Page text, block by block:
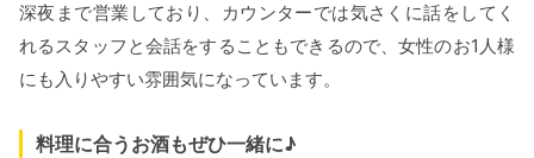
深夜まで営業しており、カウンターでは気さくに話をしてく
れるスタッフと会話をすることもできるので、女性のお1人様
にも入りやすい雰囲気になっています。
料理に合うお酒もぜひ一緒に♪